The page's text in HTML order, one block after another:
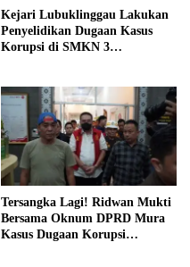
Kejari Lubuklinggau Lakukan
Penyelidikan Dugaan Kasus
Korupsi di SMKN 3
Tersangka Lagi! Ridwan Mukti
Bersama Oknum DPRD Mura
Kasus Dugaan Korupsi